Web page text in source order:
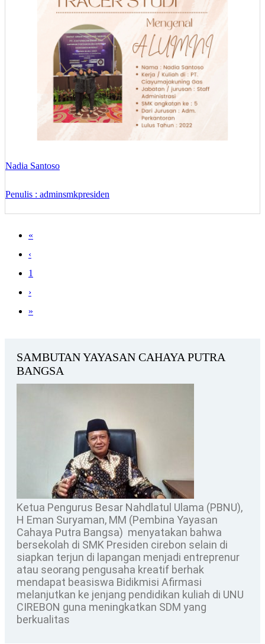
Nadia Santoso
Penulis : adminsmkpresiden
«
‹
1
›
»
SAMBUTAN YAYASAN CAHAYA PUTRA
BANGSA
Ketua Pengurus Besar Nahdlatul Ulama (PBNU),
H Eman Suryaman, MM (Pembina Yayasan
Cahaya Putra Bangsa) menyatakan bahwa
bersekolah di SMK Presiden cirebon selain di
siapkan terjun di lapangan menjadi entreprenur
atau seorang pengusaha kreatif berhak
mendapat beasiswa Bidikmisi Afirmasi
melanjutkan ke jenjang pendidikan kuliah di UNU
CIREBON guna meningkatkan SDM yang
berkualitas